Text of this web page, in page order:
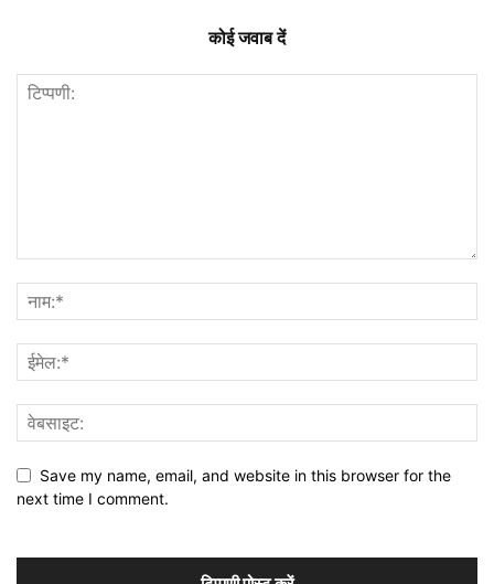
कोई जवाब दें
Save my name, email, and website in this browser for the
next time I comment.